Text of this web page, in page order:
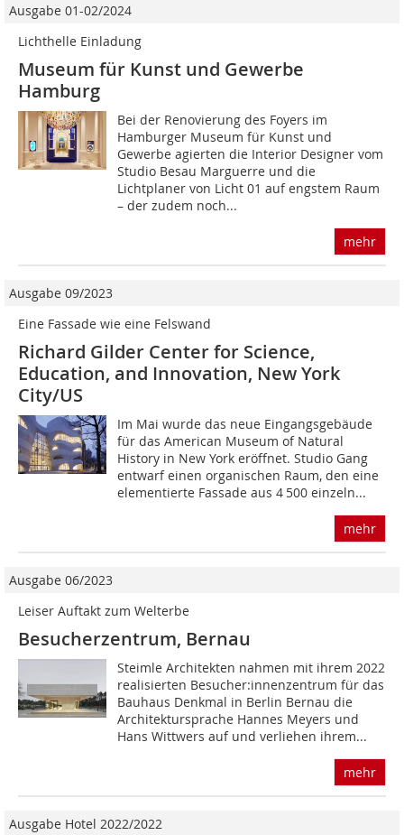
Ausgabe 01-02/2024
Lichthelle Einladung
Museum für Kunst und Gewerbe
Hamburg
Bei der Renovierung des Foyers im
Hamburger Museum für Kunst und
Gewerbe agierten die Interior Designer vom
Studio Besau Marguerre und die
Lichtplaner von Licht 01 auf engstem Raum
– der zudem noch...
mehr
Ausgabe 09/2023
Eine Fassade wie eine Felswand
Richard Gilder Center for Science,
Education, and Innovation, New York
City/US
Im Mai wurde das neue Eingangsgebäude
für das American Museum of Natural
History in New York eröffnet. Studio Gang
entwarf einen organischen Raum, den eine
elementierte Fassade aus 4 500 einzeln...
mehr
Ausgabe 06/2023
Leiser Auftakt zum Welterbe
Besucherzentrum, Bernau
Steimle Architekten nahmen mit ihrem 2022
realisierten Besucher:innenzentrum für das
Bauhaus Denkmal in Berlin Bernau die
Architektursprache Hannes Meyers und
Hans Wittwers auf und verliehen ihrem...
mehr
Ausgabe Hotel 2022/2022